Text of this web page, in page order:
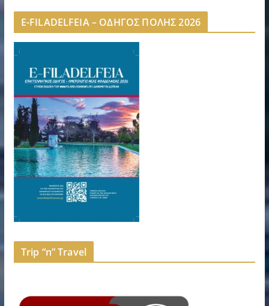
E-FILADELFEIA – ΟΔΗΓΟΣ ΠΟΛΗΣ 2026
Trip “n” Travel